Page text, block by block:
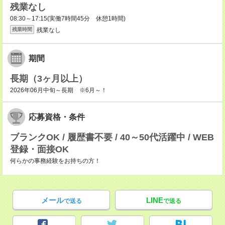
残業なし
08:30～17:15(実働7時間45分 休憩1時間)
残業時間 残業なし
期間
長期（3ヶ月以上）
2026年06月中旬～長期 ※6月～！
応募資格・条件
ブランクOK / 履歴書不要 / 40～50代活躍中 / WEB
登録・面接OK
何らかの事務経験をお持ちの方！
メールで送る LINEで送る